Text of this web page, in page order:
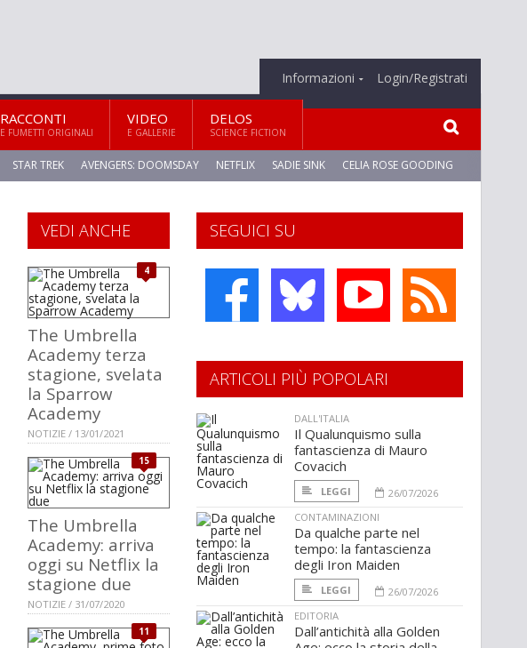
Informazioni Login/Registrati
RACCONTI
E FUMETTI ORIGINALI
VIDEO
E GALLERIE
DELOS
SCIENCE FICTION
STAR TREK AVENGERS: DOOMSDAY NETFLIX SADIE SINK CELIA ROSE GOODING
SEGUICI SU
VEDI ANCHE
4
The Umbrella
Academy terza
stagione, svelata
la Sparrow
Academy
NOTIZIE / 13/01/2021
15
The Umbrella
Academy: arriva
oggi su Netflix la
stagione due
NOTIZIE / 31/07/2020
11
ARTICOLI PIÙ POPOLARI
DALL'ITALIA
Il Qualunquismo sulla
fantascienza di Mauro
Covacich
LEGGI
26/07/2026
CONTAMINAZIONI
Da qualche parte nel
tempo: la fantascienza
degli Iron Maiden
LEGGI
26/07/2026
EDITORIA
Dall’antichità alla Golden